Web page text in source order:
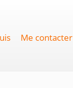
Me contacter